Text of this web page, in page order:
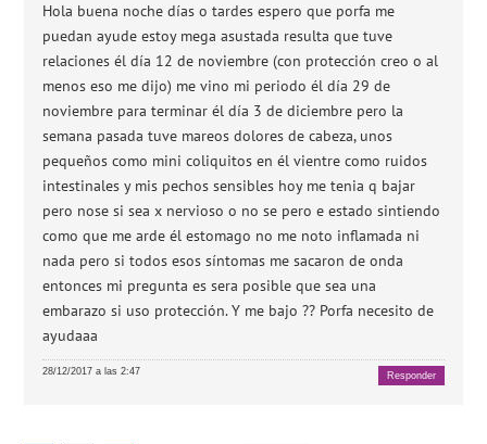
Hola buena noche días o tardes espero que porfa me
puedan ayude estoy mega asustada resulta que tuve
relaciones él día 12 de noviembre (con protección creo o al
menos eso me dijo) me vino mi periodo él día 29 de
noviembre para terminar él día 3 de diciembre pero la
semana pasada tuve mareos dolores de cabeza, unos
pequeños como mini coliquitos en él vientre como ruidos
intestinales y mis pechos sensibles hoy me tenia q bajar
pero nose si sea x nervioso o no se pero e estado sintiendo
como que me arde él estomago no me noto inflamada ni
nada pero si todos esos síntomas me sacaron de onda
entonces mi pregunta es sera posible que sea una
embarazo si uso protección. Y me bajo ?? Porfa necesito de
ayudaaa
28/12/2017 a las 2:47 Responder